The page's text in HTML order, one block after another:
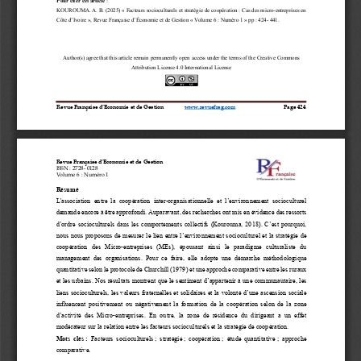
Revue Française d’Economie et de Gestion www.revuefreg.com Page 424
KOUROUMA
A. B. (2025) « Facteurs socioculturels et stratégie de coopération : Cas des micro- entreprises en
Côte d’Ivoire », Revue Française d’Économie et de Gestion « Volume 6 : Numéro 1 » pp : 424 441
Author(s) agree that this article remain permanently open access under the terms of the Creative Commons
Attribution License 4.0 International License
Revue Française d’Economie et de Gestion
ISSN : 2728 - 0128
Volume 6 : Numéro 1
Résumé
L'association  entre  la  coopération  inter-organisationnelle  et  l’environnement socioculturel
demande encore à être approfondi. Auparavant, des recherches ont mis en évidence des ressorts
d’ordre socioculturels dans les comportements collectifs (Kourouma, 2018). C’est pourquoi,
nous nous proposons de mesurer le lien entre l’environnement socioculturel et la stratégie de
coopération  des  Micro-entreprises  (MEs),  épousant  ainsi  le  paradigme  culturaliste  du
management  des  organisations.  Pour  ce  faire,  elle  adopte  une  démarche  méthodologique
quantitative selon le protocole de Churchill (1979) et une approche comparative entre les ruraux
et les urbains. Nos résultats montrent que le sentiment d’appartenir à une communautaire, les
liens socioculturels, les valeurs fraternelles et solidaires et la volonté d’une ascension sociale
influencent  positivement  ou  négativement  la  formation  de  la  coopération  selon  de  la  zone
d’activité  des  Micro-entreprises.  En  outre,  la  zone  de  résidence  du  dirigeant  a  un  effet
modérateur sur la relation entre les facteurs socioculturels et la stratégie de coopération.
Mots  clés : Facteurs  socioculturels ;  stratégie ;  coopération ;  étude  quantitative ;  approche
comparative.